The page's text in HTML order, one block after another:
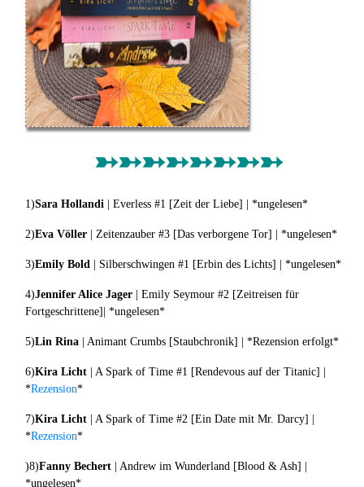
➳➳➳➳➳➳➳➳
1)Sara Hollandi | Everless #1 [Zeit der Liebe] | *ungelesen*
2)Eva Völler | Zeitenzauber #3 [Das verborgene Tor] | *ungelesen*
3)Emily Bold | Silberschwingen #1 [Erbin des Lichts] | *ungelesen*
4)Jennifer Alice Jager | Emily Seymour #2 [Zeitreisen für
Fortgeschrittene]| *ungelesen*
5)Lin Rina | Animant Crumbs [Staubchronik] | *Rezension erfolgt*
6)Kira Licht | A Spark of Time #1 [Rendevous auf der Titanic] |
*Rezension*
7)Kira Licht | A Spark of Time #2 [Ein Date mit Mr. Darcy] |
*Rezension*
)8)Fanny Bechert | Andrew im Wunderland [Blood & Ash] |
*ungelesen*